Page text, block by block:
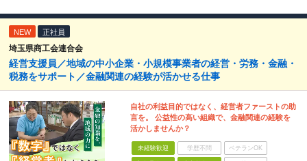
NEW 正社員
埼玉県商工会連合会
経営支援員／地域の中小企業・小規模事業者の経営・労務・金融・
税務をサポート／金融関連の経験が活かせる仕事
自社の利益目的ではなく、経営者ファーストの助
言を。 公益性の高い組織で、金融関連の経験を
活かしませんか？
未経験歓迎 学歴不問 ベテランOK